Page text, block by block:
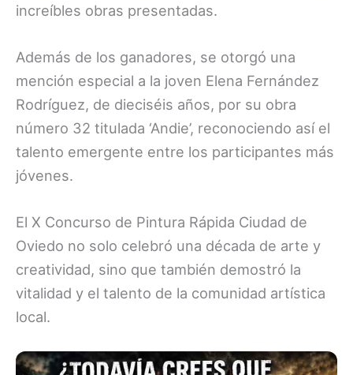
increíbles obras presentadas.
Además de los ganadores, se otorgó una
mención especial a la joven Elena Fernández
Rodríguez, de dieciséis años, por su obra
número 32 titulada ‘Andie’, reconociendo así el
talento emergente entre los participantes más
jóvenes.
El X Concurso de Pintura Rápida Ciudad de
Oviedo no solo celebró una década de arte y
creatividad, sino que también demostró la
vitalidad y el talento de la comunidad artística
local.